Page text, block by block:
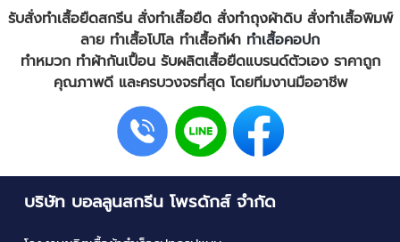
รับสั่งทําเสื้อยืดสกรีน สั่งทำเสื้อยืด สั่งทำถุงผ้าดิบ สั่งทำเสื้อพิมพ์
ลาย ทำเสื้อโปโล ทำเสื้อกีฬา ทำเสื้อคอปก
ทำหมวก ทำผ้ากันเปื้อน รับผลิตเสื้อยืดแบรนด์ตัวเองราคาถูก
คุณภาพดี และครบวงจรที่สุด โดยทีมงานมืออาชีพ
บริษัท บอลลูนสกรีน โพรดักส์ จำกัด